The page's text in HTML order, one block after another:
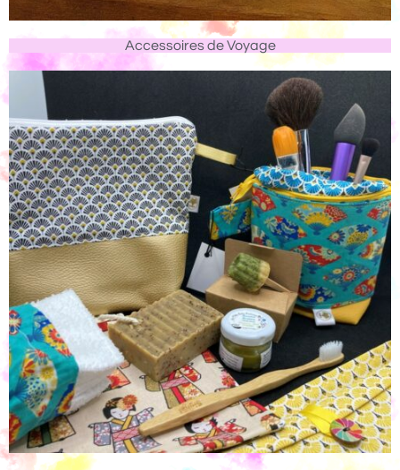
Accessoires de Voyage